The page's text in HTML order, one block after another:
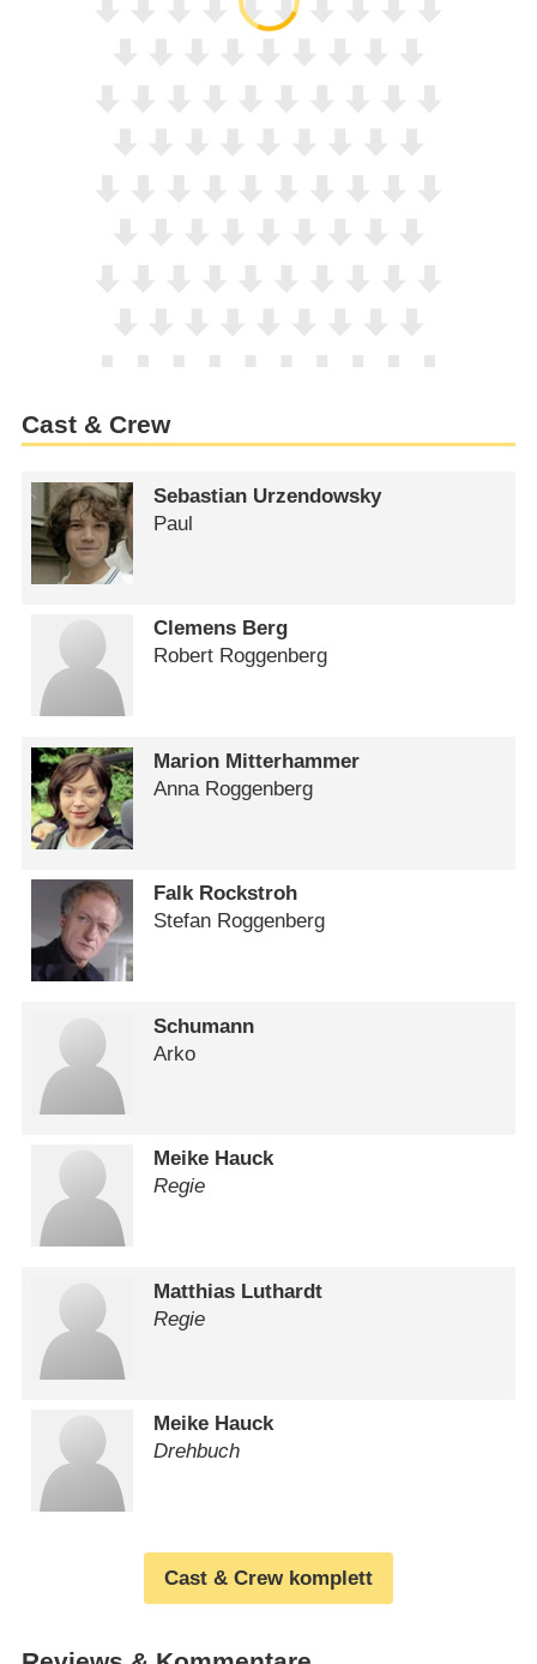
Cast & Crew
Sebastian Urzendowsky
Paul
Clemens Berg
Robert Roggenberg
Marion Mitterhammer
Anna Roggenberg
Falk Rockstroh
Stefan Roggenberg
Schumann
Arko
Meike Hauck
Regie
Matthias Luthardt
Regie
Meike Hauck
Drehbuch
Cast & Crew komplett